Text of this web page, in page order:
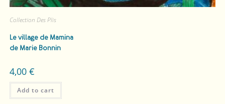
Collection Des Plis
Le village de Mamina
de Marie Bonnin
4,00 €
Add to cart